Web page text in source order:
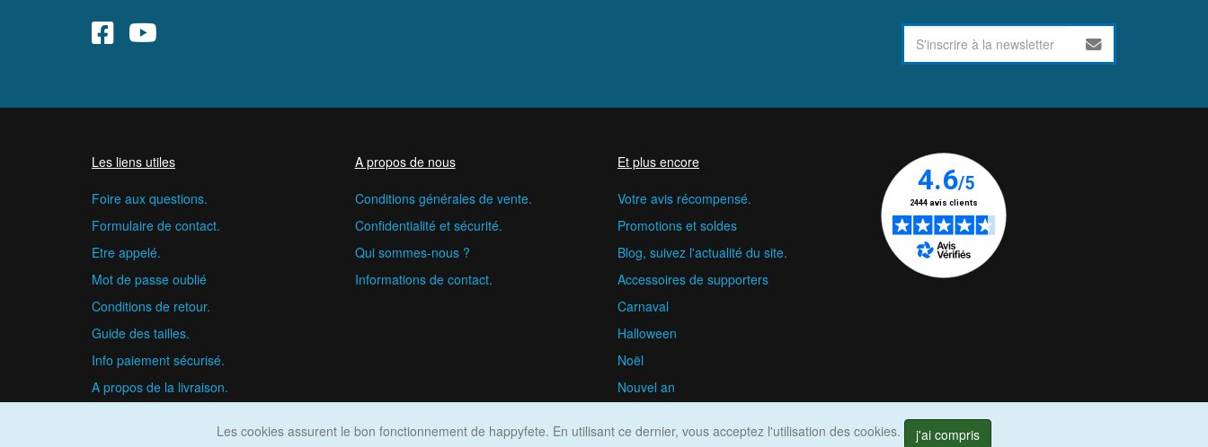
Les liens utiles
Foire aux questions.
Formulaire de contact.
Etre appelé.
Mot de passe oublié
Conditions de retour.
Guide des tailles.
Info paiement sécurisé.
A propos de la livraison.
A propos de nous
Conditions générales de vente.
Confidentialité et sécurité.
Qui sommes-nous ?
Informations de contact.
Et plus encore
Votre avis récompensé.
Promotions et soldes
Blog, suivez l'actualité du site.
Accessoires de supporters
Carnaval
Halloween
Noël
Nouvel an
Les cookies assurent le bon fonctionnement de happyfete. En utilisant ce dernier, vous acceptez l'utilisation des cookies.
j'ai compris